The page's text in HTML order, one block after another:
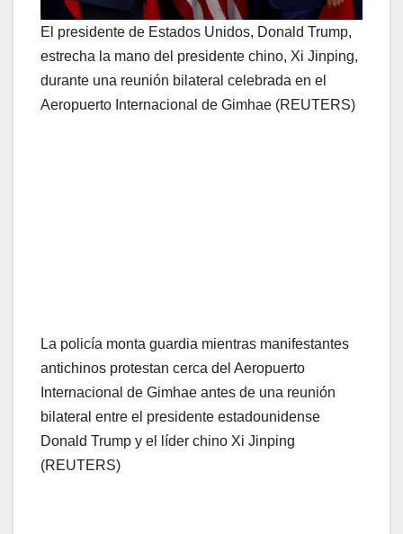
El presidente de Estados Unidos, Donald Trump,
estrecha la mano del presidente chino, Xi Jinping,
durante una reunión bilateral celebrada en el
Aeropuerto Internacional de Gimhae (REUTERS)
La policía monta guardia mientras manifestantes
antichinos protestan cerca del Aeropuerto
Internacional de Gimhae antes de una reunión
bilateral entre el presidente estadounidense
Donald Trump y el líder chino Xi Jinping
(REUTERS)